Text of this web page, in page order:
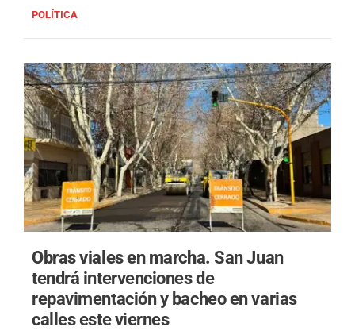
POLÍTICA
Obras viales en marcha.San Juan
tendrá intervenciones de
repavimentación y bacheo en varias
calles este viernes